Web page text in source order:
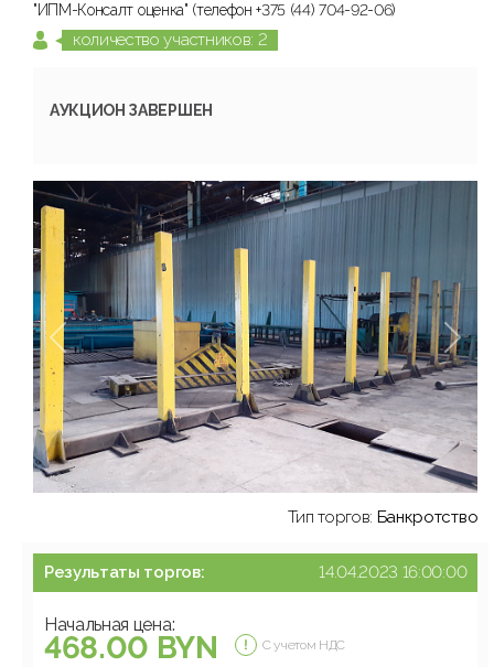
"ИПМ-Консалт оценка" (телефон +375 (44) 704-92-06)
количество участников: 2
АУКЦИОН ЗАВЕРШЕН
Тип торгов: Банкротство
Результаты торгов: 14.04.2023 16:00:00
Начальная цена:
468.00 BYN С учетом НДС